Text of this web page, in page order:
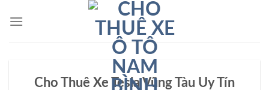
qua
Cho Thuê Xe Tesla Vũng Tàu Uy Tín